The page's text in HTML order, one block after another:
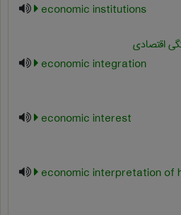
economic institutions
اقتصادی
economic integration
economic interest
economic interpretation of